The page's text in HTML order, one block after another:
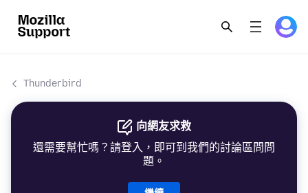
Thunderbird
向網友求救
還需要幫忙嗎？請登入，即可到我們的討論區問問
題。